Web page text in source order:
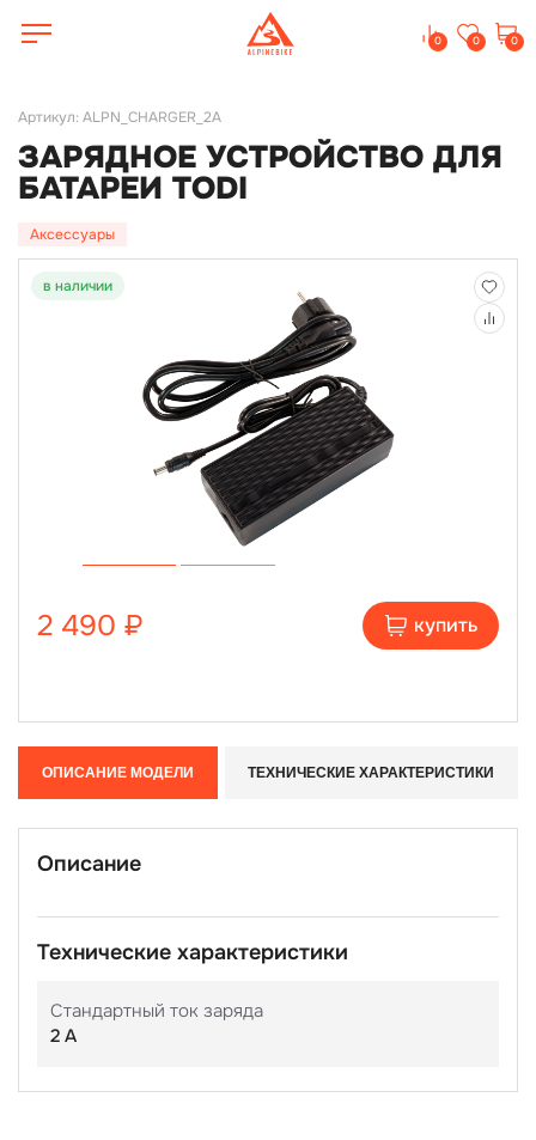
0 0 0
Артикул: ALPN_CHARGER_2A
ЗАРЯДНОЕ УСТРОЙСТВО ДЛЯ
БАТАРЕИ TODI
Аксессуары
в наличии
2 490 ₽ купить
ОПИСАНИЕ МОДЕЛИ ТЕХНИЧЕСКИЕ ХАРАКТЕРИСТИКИ
Описание
Технические характеристики
Стандартный ток заряда
2 А